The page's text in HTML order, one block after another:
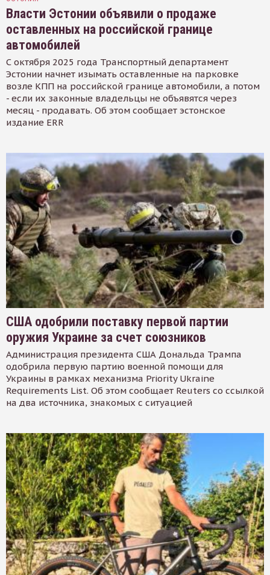
Власти Эстонии объявили о продаже
оставленных на российской границе
автомобилей
С октября 2025 года Транспортный департамент
Эстонии начнет изымать оставленные на парковке
возле КПП на российской границе автомобили, а потом
- если их законные владельцы не объявятся через
месяц - продавать. Об этом сообщает эстонское
издание ERR
США одобрили поставку первой партии
оружия Украине за счет союзников
Администрация президента США Дональда Трампа
одобрила первую партию военной помощи для
Украины в рамках механизма Priority Ukraine
Requirements List. Об этом сообщает Reuters со ссылкой
на два источника, знакомых с ситуацией